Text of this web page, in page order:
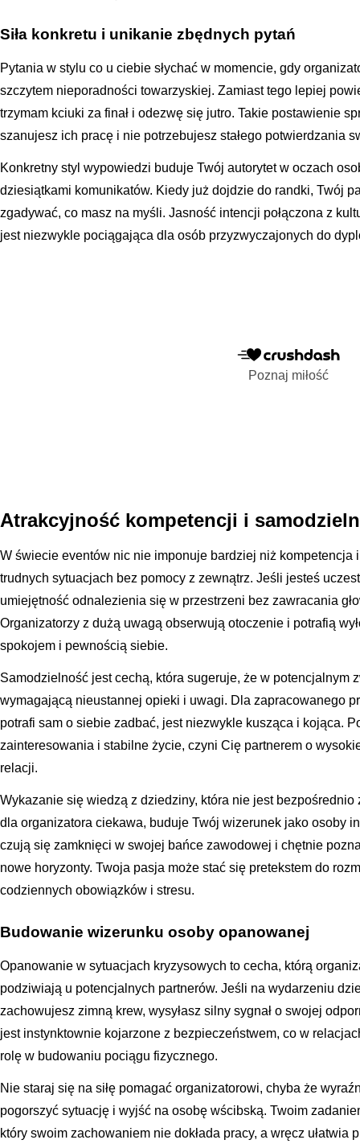
Siła konkretu i unikanie zbędnych pytań
Pytania w stylu co u ciebie słychać w momencie, gdy
szczytem nieporadności towarzyskiej. Zamiast tego lepiej
trzymam kciuki za finał i odezwę się jutro. Takie postawienie
szanujesz ich pracę i nie potrzebujesz stałego potwierdzania
Konkretny styl wypowiedzi buduje Twój autorytet w oczach
dziesiątkami komunikatów. Kiedy już dojdzie do randki, Twój
zgadywać, co masz na myśli. Jasność intencji połączona z
jest niezwykle pociągająca dla osób przyzwyczajonych do
Poznaj miłość
Atrakcyjność kompetencji i
W świecie eventów nic nie imponuje bardziej niż kompetencja
trudnych sytuacjach bez pomocy z zewnątrz. Jeśli jesteś
umiejętność odnalezienia się w przestrzeni bez zawracania
Organizatorzy z dużą uwagą obserwują otoczenie i potrafią
spokojem i pewnością siebie.
Samodzielność jest cechą, która sugeruje, że w potencjalnym
wymagającą nieustannej opieki i uwagi. Dla zapracowanego
potrafi sam o siebie zadbać, jest niezwykle kusząca i kojąca.
zainteresowania i stabilne życie, czyni Cię partnerem o
relacji.
Wykazanie się wiedzą z dziedziny, która nie jest
dla organizatora ciekawa, buduje Twój wizerunek jako osoby
czują się zamknięci w swojej bańce zawodowej i chętnie
nowe horyzonty. Twoja pasja może stać się pretekstem do
codziennych obowiązków i stresu.
Budowanie wizerunku osoby opanowanej
Opanowanie w sytuacjach kryzysowych to cecha, którą
podziwiają u potencjalnych partnerów. Jeśli na wydarzeniu
zachowujesz zimną krew, wysyłasz silny sygnał o swojej
jest instynktownie kojarzone z bezpieczeństwem, co w
rolę w budowaniu pociągu fizycznego.
Nie staraj się na siłę pomagać organizatorowi, chyba że
pogorszyć sytuację i wyjść na osobę wścibską. Twoim
który swoim zachowaniem nie dokłada pracy, a wręcz ułatwia